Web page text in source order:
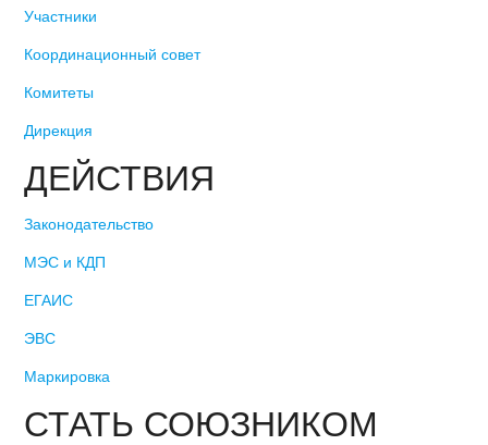
Участники
Координационный совет
Комитеты
Дирекция
ДЕЙСТВИЯ
Законодательство
МЭС и КДП
ЕГАИС
ЭВС
Маркировка
СТАТЬ СОЮЗНИКОМ